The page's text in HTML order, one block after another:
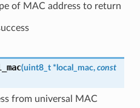
of MAC address to return
(uint8_t * local_mac, const
from universal MAC